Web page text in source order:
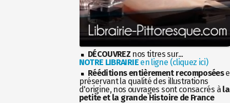
DÉCOUVREZ nos titres sur...
NOTRE LIBRAIRIEen ligne (cliquez ici)
Rééditions entièrement recomposées
préservant la qualité des illustrations
d'origine, nos ouvrages sont consacrés à la
petite et la grande Histoire de France